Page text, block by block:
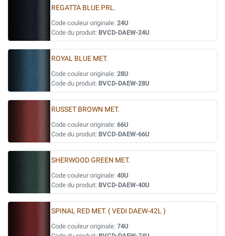
REGATTA BLUE PRL.
Code couleur originale: 24U
Code du produit: BVCD-DAEW-24U
ROYAL BLUE MET.
Code couleur originale: 28U
Code du produit: BVCD-DAEW-28U
RUSSET BROWN MET.
Code couleur originale: 66U
Code du produit: BVCD-DAEW-66U
SHERWOOD GREEN MET.
Code couleur originale: 40U
Code du produit: BVCD-DAEW-40U
SPINAL RED MET. ( VEDI DAEW-42L )
Code couleur originale: 74U